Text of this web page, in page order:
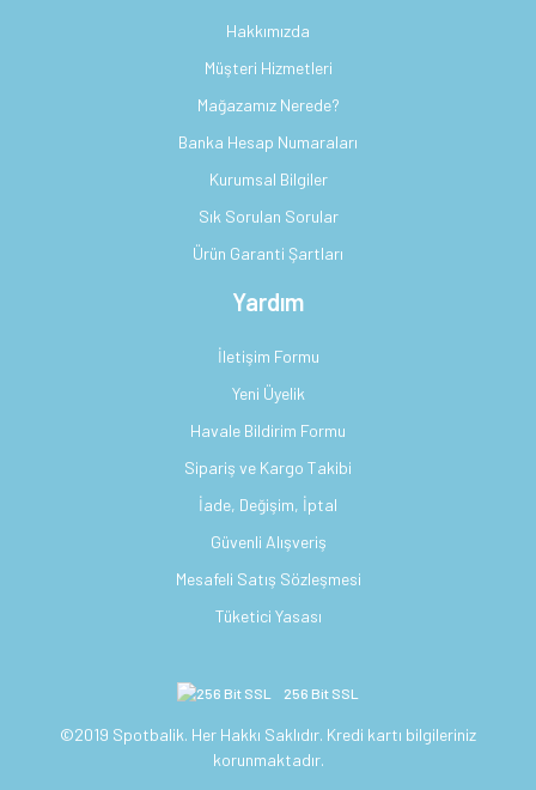
Hakkımızda
Müşteri Hizmetleri
Mağazamız Nerede?
Banka Hesap Numaraları
Kurumsal Bilgiler
Sık Sorulan Sorular
Ürün Garanti Şartları
Yardım
İletişim Formu
Yeni Üyelik
Havale Bildirim Formu
Sipariş ve Kargo Takibi
İade, Değişim, İptal
Güvenli Alışveriş
Mesafeli Satış Sözleşmesi
Tüketici Yasası
256 Bit SSL
©2019 Spotbalik. Her Hakkı Saklıdır. Kredi kartı bilgileriniz
korunmaktadır.